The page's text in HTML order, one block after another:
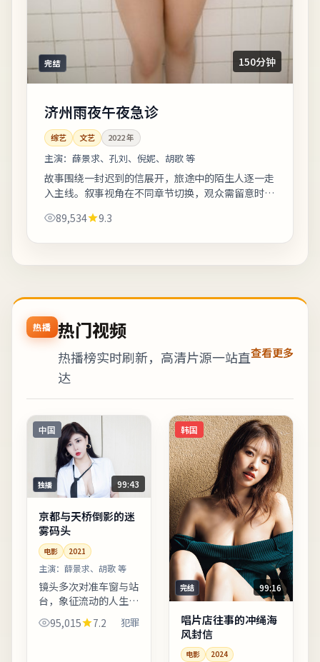
完结 150分钟
济州雨夜午夜急诊
综艺 文艺 2022年
主演： 薛景求、孔刘、倪妮、胡歌 等
故事围绕一封迟到的信展开，旅途中的陌生人逐一走
入主线。叙事视角在不同章节切换，观众需留意时间
众；若追求纯爽片场面需自行权衡。《济州雨...
89,534 9.3
热播 热门视频
热播榜实时刷新，高清片源一站直
达
查看更多
中国
独播 99:43
京都与天桥倒影的迷
雾码头
电影 2021
主演： 薛景求、胡歌 等
镜头多次对准车窗与站
台，象征流动的人生与
暂停的决心。影像质感
接近胶片颗粒感，画面
95,015 7.2 犯罪
韩国
完结 99:16
唱片店往事的冲绳海
风封信
电影 2024